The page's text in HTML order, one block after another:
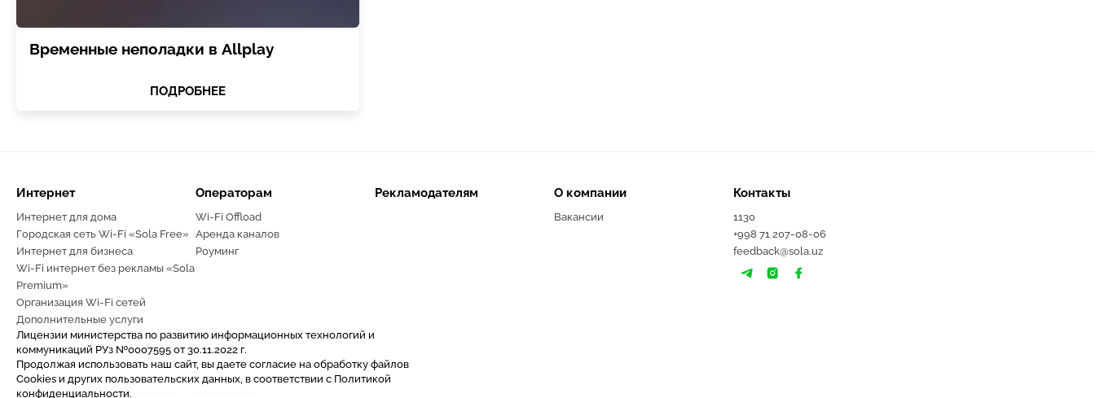
Временные неполадки в Allplay
ПОДРОБНЕЕ
Интернет
Интернет для дома
Городская сеть Wi-Fi «Sola Free»
Интернет для бизнеса
Wi-Fi интернет без рекламы «Sola
Premium»
Организация Wi-Fi сетей
Дополнительные услуги
Операторам
Wi-Fi Offload
Аренда каналов
Роуминг
Рекламодателям О компании
Вакансии
Контакты
1130
+998 71 207-08-06
feedback@sola.uz
Лицензии министерства по развитию информационных технологий и
коммуникаций РУз №0007595 от 30.11.2022 г.
Продолжая использовать наш сайт, вы даете согласие на обработку файлов
Cookies и других пользовательских данных, в соответствии с Политикой
конфиденциальности.